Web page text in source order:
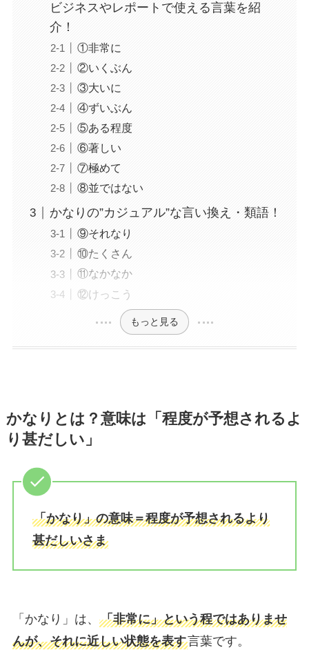
ビジネスやレポートで使える言葉を紹
介！
①非常に
②いくぶん
③大いに
④ずいぶん
⑤ある程度
⑥著しい
⑦極めて
⑧並ではない
かなりの”カジュアル”な言い換え・類語！
⑨それなり
⑩たくさん
⑪なかなか
⑫けっこう
もっと見る
かなりとは？意味は「程度が予想されるよ
り甚だしい」
「かなり」の意味＝程度が予想されるより
甚だしいさま
「かなり」は、 「非常に」という程ではありませ
んが、それに近しい状態を表す言葉です。